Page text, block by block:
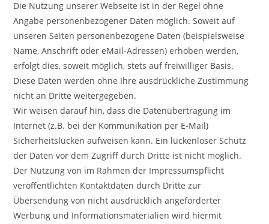
Die Nutzung unserer Webseite ist in der Regel ohne
Angabe personenbezogener Daten möglich. Soweit auf
unseren Seiten personenbezogene Daten (beispielsweise
Name, Anschrift oder eMail-Adressen) erhoben werden,
erfolgt dies, soweit möglich, stets auf freiwilliger Basis.
Diese Daten werden ohne Ihre ausdrückliche Zustimmung
nicht an Dritte weitergegeben.
Wir weisen darauf hin, dass die Datenübertragung im
Internet (z.B. bei der Kommunikation per E-Mail)
Sicherheitslücken aufweisen kann. Ein lückenloser Schutz
der Daten vor dem Zugriff durch Dritte ist nicht möglich.
Der Nutzung von im Rahmen der Impressumspflicht
veröffentlichten Kontaktdaten durch Dritte zur
Übersendung von nicht ausdrücklich angeforderter
Werbung und Informationsmaterialien wird hiermit